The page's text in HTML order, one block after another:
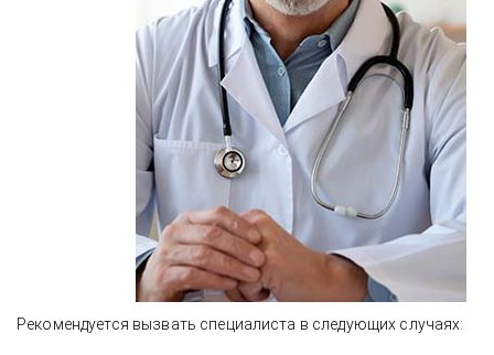
Рекомендуется вызвать специалиста в следующих случаях: